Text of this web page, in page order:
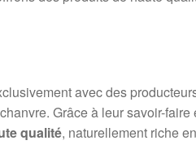
avec des
Grâce à leur savoir-faire
qualité, naturellement riche